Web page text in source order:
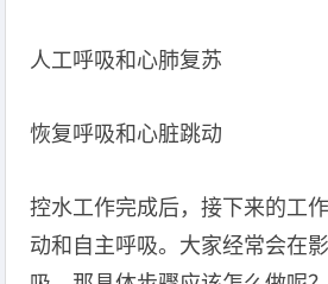
人工呼吸和心肺复苏
恢复呼吸和心脏跳动
控水工作完成后，接下来的工
动和自主呼吸。大家经常会在